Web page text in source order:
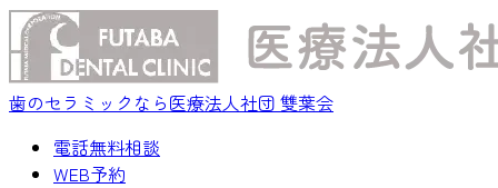
歯のセラミックなら医療法人社団 雙葉会
電話無料相談
WEB予約